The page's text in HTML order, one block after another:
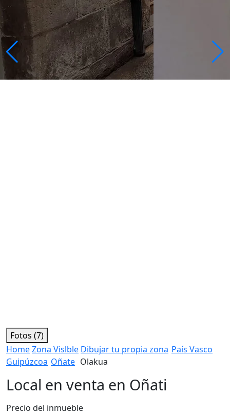
Fotos (7)
HomeZona Vislble Dibujar tu propia zona País Vasco
Guipúzcoa Oñate Olakua
Local en venta en Oñati
Precio del inmueble